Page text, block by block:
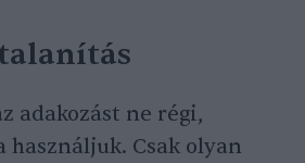
adakozást ne régi,
Csak olyan